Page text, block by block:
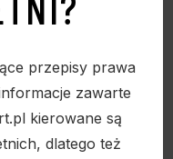
przepisy prawa
zawarte
kierowane są
dlatego też
Sold